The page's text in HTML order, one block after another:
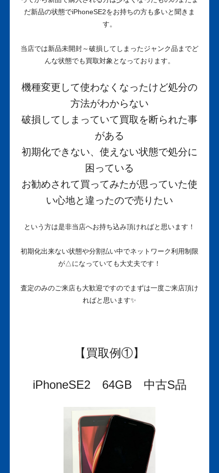
だ新品の状態でiPhoneSE2をお持ちの方も多いと聞きま
す。
当店では新品未開封～破損してしまったジャンク品までど
んな状態でも買取対象となっております。
機種変更して使わなくなったけど処分の
方法がわからない
破損してしまっていて買取を断られた事
がある
初期化できない、使えない状態で処分に
困っている
お勧めされて買ってみたが思っていた使
い心地と違ったので売りたい
という方は是非当店へお持ち込み頂ければと思います！
初期化出来ない状態や分割払い中でネットワーク利用制限
が△になっていても大丈夫です！
査定のみのご来店も大歓迎ですのでまずは一度ご来店頂け
ればと思います✨
【買取例①】
iPhoneSE2 64GB 中古S品